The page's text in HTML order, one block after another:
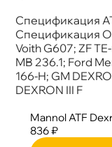
Спецификация
Спецификация
Voith G607; ZF
MB 236.1; Ford
166-H; GM
DEXRON III F
Mannol ATF
836 ₽